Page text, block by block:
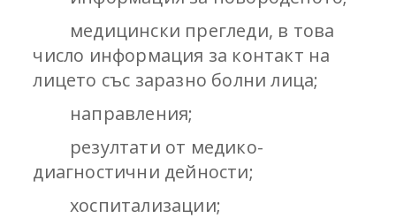
медицински прегледи, в това
число информация за контакт на
лицето със заразно болни лица;
направления;
резултати от медико-
диагностични дейности;
хоспитализации;